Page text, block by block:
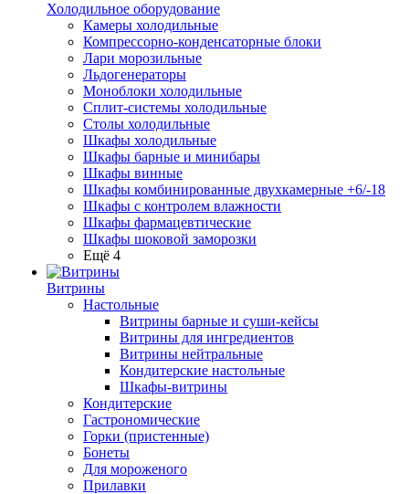
Холодильное оборудование
Камеры холодильные
Компрессорно-конденсаторные блоки
Лари морозильные
Льдогенераторы
Моноблоки холодильные
Сплит-системы холодильные
Столы холодильные
Шкафы холодильные
Шкафы барные и минибары
Шкафы винные
Шкафы комбинированные двухкамерные +6/-18
Шкафы с контролем влажности
Шкафы фармацевтические
Шкафы шоковой заморозки
Ещё 4
Витрины
Настольные
Витрины барные и суши-кейсы
Витрины для ингредиентов
Витрины нейтральные
Кондитерские настольные
Шкафы-витрины
Кондитерские
Гастрономические
Горки (пристенные)
Бонеты
Для мороженого
Прилавки